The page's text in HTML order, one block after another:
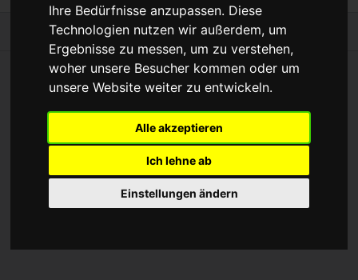
Ihre Bedürfnisse anzupassen. Diese
Technologien nutzen wir außerdem, um
Ergebnisse zu messen, um zu verstehen,
woher unsere Besucher kommen oder um
unsere Website weiter zu entwickeln.
Alle akzeptieren
Ich lehne ab
Einstellungen ändern
Zuletzt bearbeitet vor 16 JahrenvonBikegeissel
WikiPedalia
Der Inhalt ist verfügbar unter der Lizenz
Dokumentation 1.3 oder höher, sofern nicht anders
Datenschutz
Klassische Ansicht